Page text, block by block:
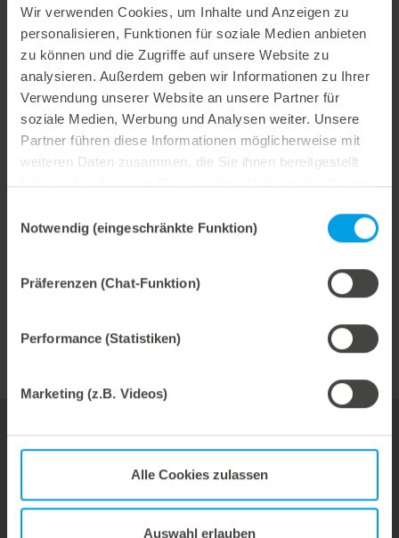
Wir verwenden Cookies, um Inhalte und Anzeigen zu
personalisieren, Funktionen für soziale Medien anbieten
zu können und die Zugriffe auf unsere Website zu
analysieren. Außerdem geben wir Informationen zu Ihrer
Verwendung unserer Website an unsere Partner für
soziale Medien, Werbung und Analysen weiter. Unsere
Partner führen diese Informationen möglicherweise mit
weiteren Daten zusammen, die Sie ihnen bereitgestellt
haben oder die sie im Rahmen Ihrer Nutzung der Dienste
Notwendig (eingeschränkte Funktion)
Präferenzen (Chat-Funktion)
Performance (Statistiken)
Marketing (z.B. Videos)
Alle Cookies zulassen
Auswahl erlauben
Art von Maschinenrahmen ein Werkzeug mit
Niederhalterplatte eingesetzt werden. Dadurch wird
das Abfallgitter im Nutzentrennprozess besser
fixiert und höhere Maschinengeschwindigkeiten sind
möglich. Außerdem wird der marbapusher|p aus
Longlife-Material gefertigt, so dass die Lebensdauer
gegenüber anderen Niederhaltern in
für höchste Maschinengeschwindigkeiten entwickelt
braucht sehr wenig Platz, kann überall eingesetzt
Werkzeuge
Service & Beratung
Über uns